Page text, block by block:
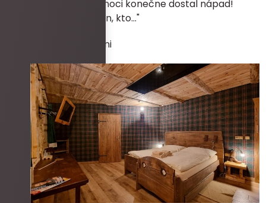
Mark? Po prebdenej noci konečne dostal nápad!
,,Nasledovník bude ten, kto..."
pokoj kováč wiki a učni